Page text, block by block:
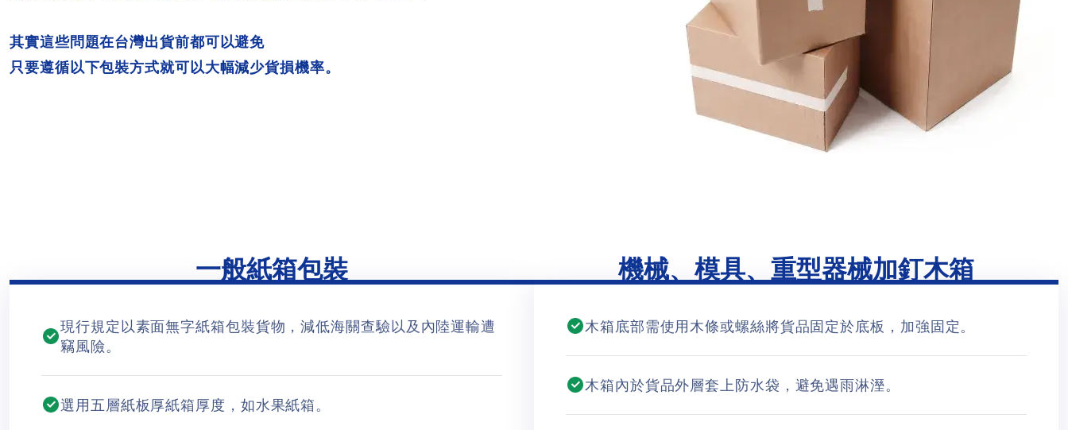
其實這些問題在台灣出貨前都可以避免
只要遵循以下包裝方式就可以大幅減少貨損機率。
一般紙箱包裝
現行規定以素面無字紙箱包裝貨物，減低海關查驗以及內陸運輸遭
竊風險。
選用五層紙板厚紙箱厚度，如水果紙箱。
機械、模具、重型器械加釘木箱
木箱底部需使用木條或螺絲將貨品固定於底板，加強固定。
木箱內於貨品外層套上防水袋，避免遇雨淋溼。